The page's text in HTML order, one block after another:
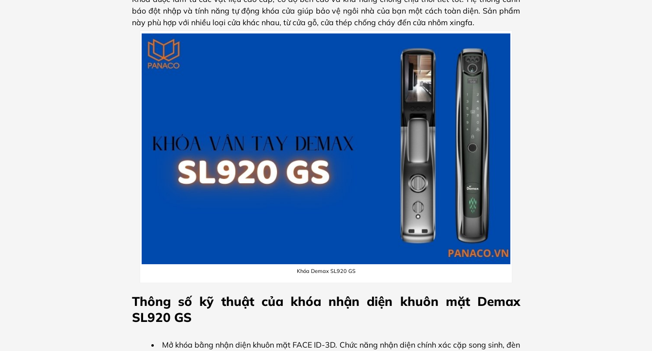
báo đột nhập và tính năng tự động khóa cửa giúp bảo vệ ngôi nhà của bạn một cách toàn diện. Sản phẩm
này phù hợp với nhiều loại cửa khác nhau, từ cửa gỗ, cửa thép chống cháy đến cửa nhôm xingfa.
Khóa Demax SL920 GS
Thông số kỹ thuật của khóa nhận diện khuôn mặt Demax
SL920 GS
Mở khóa bằng nhận diện khuôn mặt FACE ID-3D. Chức năng nhận diện chính xác cặp song sinh, đèn